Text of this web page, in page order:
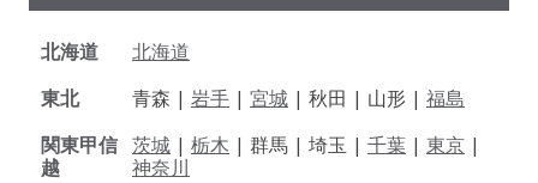
北海道
北海道
東北
青森 | 岩手 | 宮城 | 秋田 | 山形 | 福島
関東甲信
越
茨城 | 栃木 | 群馬 | 埼玉 | 千葉 | 東京 |
神奈川